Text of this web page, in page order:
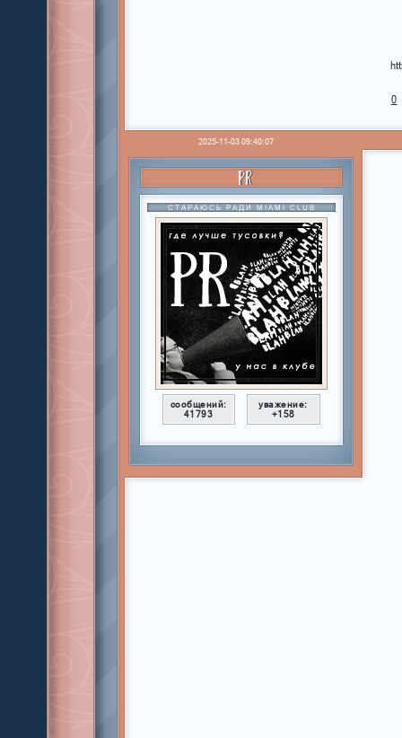
0
2025-11-03 09:40:07
PR
СТАРАЮСЬ РАДИ MIAMI CLUB
сообщений:
41793
уважение:
+158